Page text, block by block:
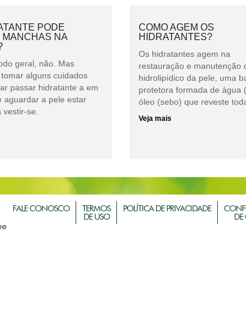
PODE
MANCHAS NA
geral, não. Mas
alguns cuidados
passar hidratante a em
aguardar a pele estar
se.
COMO AGEM OS
HIDRATANTES?
Os hidratantes agem na
restauração e manutenção
hidrolipídico da pele, uma
protetora formada de água
óleo (sebo) que reveste toda
Veja mais
FALE CONOSCO
TERMOS
DE USO
POLÍTICA DE PRIVACIDADE
DE